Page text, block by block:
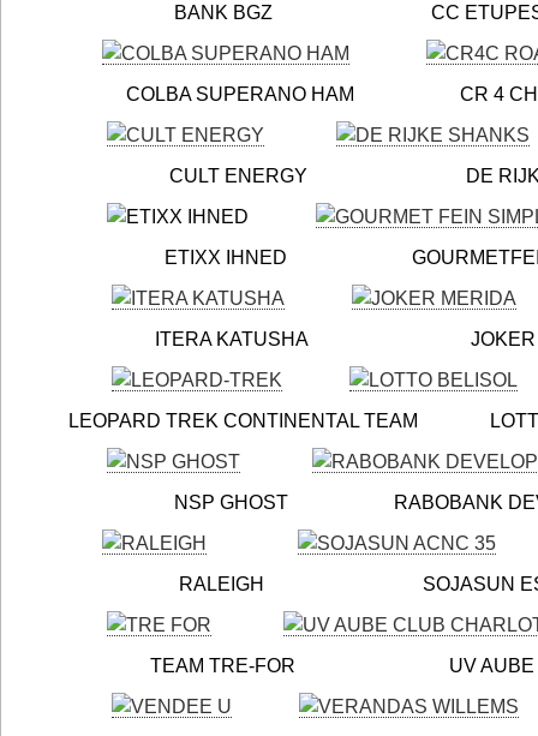
BANK BGZ CC ETUPES LE
COLBA SUPERANO HAM CR 4
CULT ENERGY DE RIJKE
ETIXX IHNED GOURMETFEIN
ITERA KATUSHA JOKER
LEOPARD TREK CONTINENTAL TEAM LOTTO
NSP GHOST RABOBANK
RALEIGH SOJASUN
TEAM TRE-FOR UV AUBE CC